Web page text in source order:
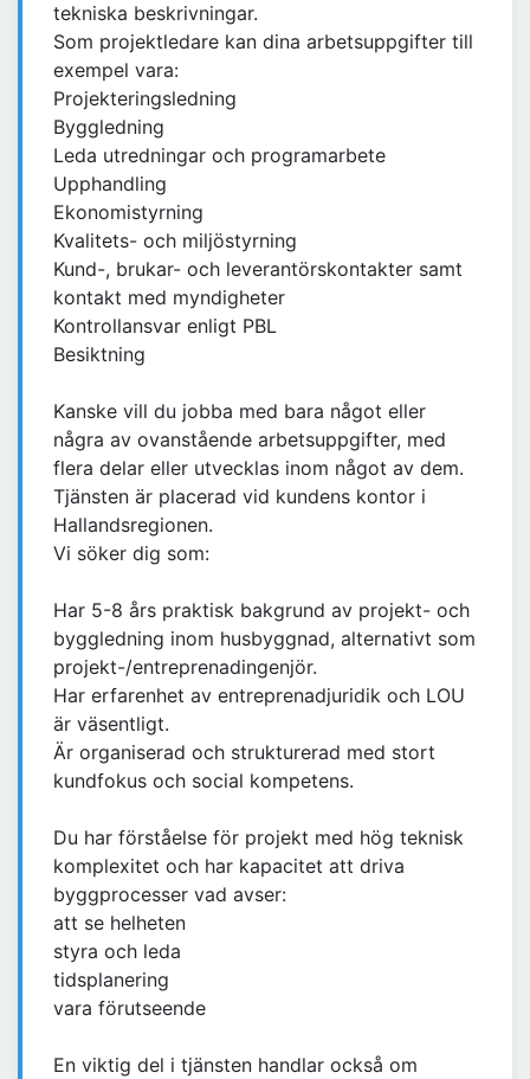
tekniska beskrivningar.
Som projektledare kan dina arbetsuppgifter till
exempel vara:
Projekteringsledning
Byggledning
Leda utredningar och programarbete
Upphandling
Ekonomistyrning
Kvalitets- och miljöstyrning
Kund-, brukar- och leverantörskontakter samt
kontakt med myndigheter
Kontrollansvar enligt PBL
Besiktning
Kanske vill du jobba med bara något eller
några av ovanstående arbetsuppgifter, med
flera delar eller utvecklas inom något av dem.
Tjänsten är placerad vid kundens kontor i
Hallandsregionen.
Vi söker dig som:
Har 5-8 års praktisk bakgrund av projekt- och
byggledning inom husbyggnad, alternativt som
projekt-/entreprenadingenjör.
Har erfarenhet av entreprenadjuridik och LOU
är väsentligt.
Är organiserad och strukturerad med stort
kundfokus och social kompetens.
Du har förståelse för projekt med hög teknisk
komplexitet och har kapacitet att driva
byggprocesser vad avser:
att se helheten
styra och leda
tidsplanering
vara förutseende
En viktig del i tjänsten handlar också om